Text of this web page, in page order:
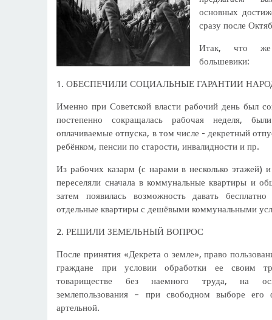
основных
сразу после
Итак, что же
большевики:
1. ОБЕСПЕЧИЛИ СОЦИАЛЬНЫЕ ГАРАНТИИ
Именно при Советской власти рабочий день был
постепенно сокращалась рабочая неделя,
оплачиваемые отпуска, в том числе - декретный
ребёнком, пенсии по старости, инвалидности и пр.
Из рабочих казарм (с нарами в несколько этажей)
переселяли сначала в коммунальные квартиры и
затем появилась возможность давать
отдельные квартиры с дешёвыми коммунальными
2. РЕШИЛИ ЗЕМЕЛЬНЫЙ ВОПРОС
После принятия «Декрета о земле», право
граждане при условии обработки ее своим
товариществе без наемного труда, на
землепользования – при свободном выборе
артельной.